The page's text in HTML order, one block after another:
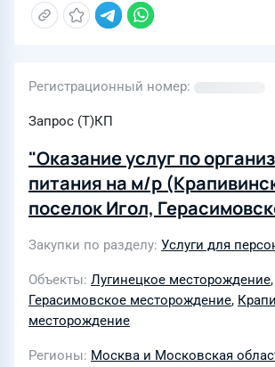
Регистрационный номер
Запрос (Т)КП
"Оказание услуг по
питания на м/р
поселок Игол,
Транспорт" в г. Стрежевой в
Закупки по разделу Услуги для
Объекты Лугинецкое месторождение,
Герасимовское месторождение,
месторождение
Регионы Москва и Московская